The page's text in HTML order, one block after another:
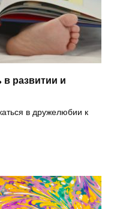
в развитии и
в дружелюбии к